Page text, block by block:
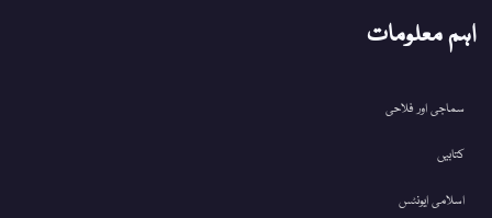
اہم معلومات
سماجی اور فلاحی
کتابیں
اسلامی ایونٹس